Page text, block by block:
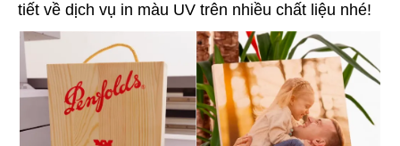
tiết về dịch vụ in màu UV trên nhiều chất liệu nhé!